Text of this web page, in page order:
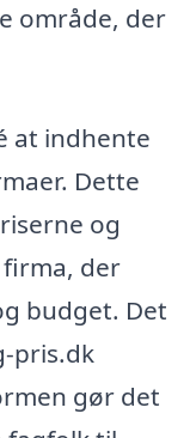
område, der
at indhente
Dette
og
der
budget. Det
pris.dk
gør det